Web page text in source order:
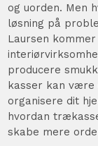
og uorden. Men
løsning på
Laursen
producere
kasser kan være
organisere dit
hvordan
skabe mere